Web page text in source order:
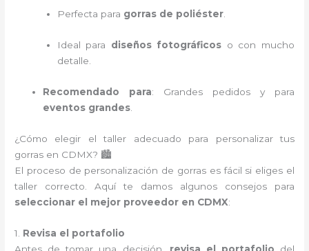
Perfecta para gorras de poliéster.
Ideal para diseños fotográficos o con mucho
detalle.
Recomendado para: Grandes pedidos y para
eventos grandes
¿Cómo elegir el taller adecuado para personalizar tus
gorras en CDMX? 🏙️
El proceso de personalización de gorras es fácil si eliges el
taller correcto. Aquí te damos algunos consejos para
seleccionar el mejor proveedor en CDMX:
1. Revisa el portafolio
Antes de tomar una decisión, revisa el portafolio del